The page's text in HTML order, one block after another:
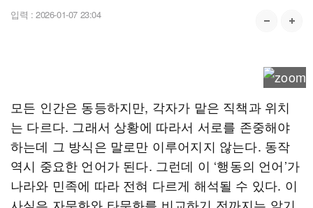
입력 : 2026-01-07 23:04
모든 인간은 동등하지만, 각자가 맡은 직책과 위치
는 다르다. 그래서 상황에 따라서 서로를 존중해야
하는데 그 방식은 말로만 이루어지지 않는다. 동작
역시 중요한 언어가 된다. 그런데 이 ‘행동의 언어’가
나라와 민족에 따라 전혀 다르게 해석될 수 있다. 이